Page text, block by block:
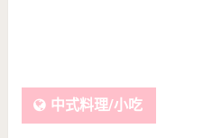
中式料理/小吃